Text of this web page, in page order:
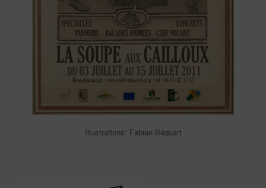
Illustrations: Fabien Béquart